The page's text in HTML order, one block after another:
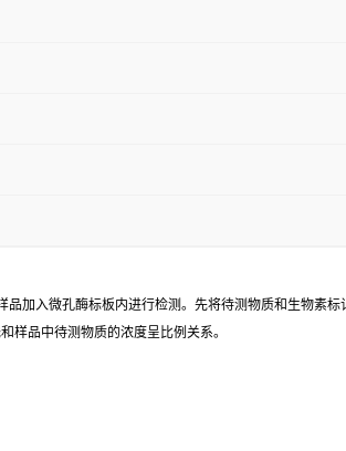
加入微孔酶标板内进行检测。先将待测物质和生物素
样品中待测物质的浓度呈比例关系。